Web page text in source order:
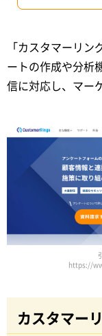
「カスタマーリ
ートの作成や分析
信に対応し、マー
https://
カスタマー